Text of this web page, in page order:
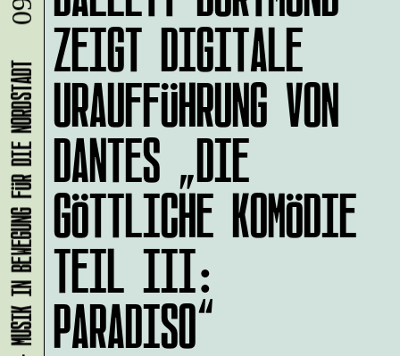
ZEIGT DIGITALE
URAUFFÜHRUNG VON
DANTES „DIE
GÖTTLICHE KOMÖDIE
TEIL III:
PARADISO“